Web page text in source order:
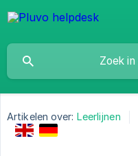
Artikelen over: Leerlijnen